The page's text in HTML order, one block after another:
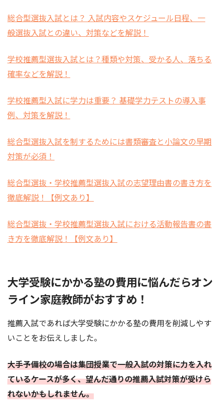
総合型選抜入試とは？ 入試内容やスケジュール日程、一
般選抜入試との違い、対策などを解説！
学校推薦型選抜入試とは？種類や対策、受かる人、落ちる
確率などを解説！
学校推薦型入試に学力は重要？ 基礎学力テストの導入事
例、対策を解説！
総合型選抜入試を制するためには書類審査と小論文の早期
対策が必須！
総合型選抜・学校推薦型選抜入試の志望理由書の書き方を
徹底解説！【例文あり】
総合型選抜・学校推薦型選抜入試における活動報告書の書
き方を徹底解説！【例文あり】
大学受験にかかる塾の費用に悩んだらオン
ライン家庭教師がおすすめ！
推薦入試であれば大学受験にかかる塾の費用を削減しやす
いことをお伝えしました。
大手予備校の場合は集団授業で一般入試の対策に力を入れ
ているケースが多く、望んだ通りの推薦入試対策が受けら
れないかもしれません。